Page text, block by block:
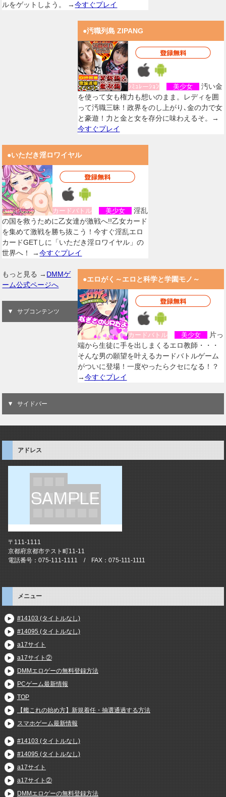
ルをゲットしよう。 →今すぐプレイ
●汚職列島 ZIPANG
ｼﾐｭﾚーｼｮﾝ 美少女
汚い金
を使って女も権力も想いのまま。レディを囲
って汚職三昧！政界をのし上がり､金の力で女
と豪遊！力と金と女を存分に味わえるそ。→
今すぐプレイ
●いただき淫ロワイヤル
カードバトル 美少女
淫乱
の国を救うために乙女達が激戦へ!!乙女カード
を集めて激戦を勝ち抜こう！今すぐ淫乱エロ
カードGETしに「いただき淫ロワイヤル」の
世界へ！ →今すぐプレイ
●エロがく～エロと科学と学園モノ～
カードバトル 美少女
片っ
端から生徒に手を出しまくるエロ教師・・・
そんな男の願望を叶えるカードバトルゲーム
がついに登場！一度やったらクセになる！？
→今すぐプレイ
もっと見る → DMMゲ
ーム公式ページへ
サブコンテンツ
サイドバー
アドレス
〒111-1111
京都府京都市テスト町11-11
電話番号：075-111-1111 / FAX：075-111-1111
メニュー
#14103 (タイトルなし)
#14095 (タイトルなし)
a17サイト
a17サイト②
DMMエロゲーの無料登録方法
PCゲーム最新情報
TOP
【艦これの始め方】新規着任・抽選通過する方法
スマホゲーム最新情報
#14103 (タイトルなし)
#14095 (タイトルなし)
a17サイト
a17サイト②
DMMエロゲーの無料登録方法